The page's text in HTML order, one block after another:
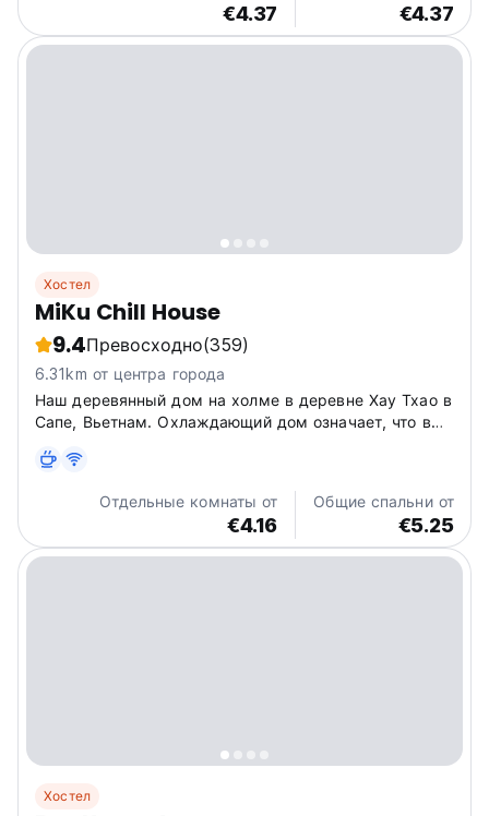
€4.37 €4.37
Хостел
MiKu Chill House
9.4Превосходно(359)
6.31km от центра города
Наш деревянный дом на холме в деревне Хау Тхао в
Сапе, Вьетнам. Охлаждающий дом означает, что вы
Потрясающий вид на горы с цветком и милыми
домашними животными заставит вас почувствовать
спокойствие и внутренний...
Отдельные комнаты от
€4.16
Общие спальни от
€5.25
Хостел